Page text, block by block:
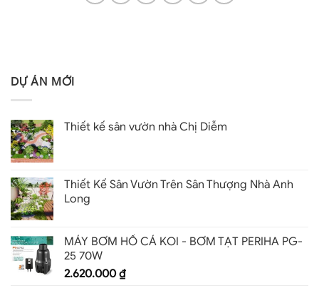
DỰ ÁN MỚI
Thiết kế sân vườn nhà Chị Diễm
Thiết Kế Sân Vườn Trên Sân Thượng Nhà Anh
Long
MÁY BƠM HỒ CÁ KOI - BƠM TẠT PERIHA PG-
25 70W
2.620.000₫